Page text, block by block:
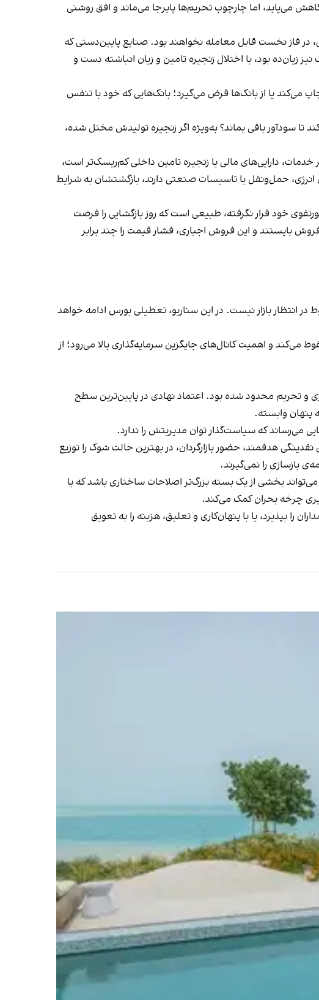
اما چارچوب تحریم‌ها پابرجا می‌ماند و افق روشنی
در فاز نخست قابل معامله نخواهند بود. صنایع پایین‌دستی که
بود، با اختلال زنجیره‌ تامین و زیان انباشته دست و
می‌کند یا از بانک‌ها قرض می‌گیرد؛ بانک‌هایی که خود با تنفس
سودآور باقی بماند؟ به‌ویژه اگر زنجیره‌ تولیدش مختل شده،
دارایی‌های مالی یا زنجیره‌ تامین داخلی کم‌ریسک‌تر است،
حمل‌ونقل یا تاسیسات صنعتی دارند، بازگشتشان به شرایط
خود قرار نگرفته، طبیعی است که روز بازگشایی را فرصت
بایستند و این فروش اجباری، فشار قیمت را چند برابر
انتظار بازار نیست. در این سناریو، تعطیلی بورس ادامه خواهد
می‌کند و اهمیت کانال‌های جایگزین سرمایه‌گذاری بالا می‌رود؛ از
و تحریم محدود شده بود. اعتماد نهادی در پایین‌ترین سطح
پنهان وابسته.
که سیاست‌گذار توان مدیریتش را ندارد.
هدفمند، حضور بازارگردان، در بهترین حالت شوک را توزیع
بازسازی را نمی‌گیرند.
بخشی از یک بسته‌ بزرگ‌تر اصلاحات ساختاری باشد که با
چرخه‌ بحران کمک می‌کند.
یا با پنهان‌کاری و تعلیق، هزینه را به تعویق